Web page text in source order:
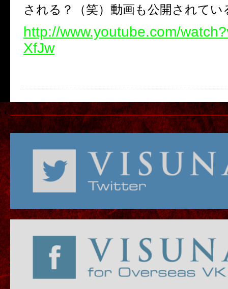
される？（笑）動画も公開されてい
http://www.youtube.com/
XfJw